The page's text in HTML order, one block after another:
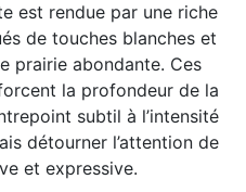
est rendue par une riche
de touches blanches et
prairie abondante. Ces
la profondeur de la
subtil à l’intensité
détourner l’attention de
et expressive.